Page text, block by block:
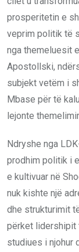
prosperitetin e
veprim politik të
nga themeluesit
Apostollski,
subjekt vetëm i
Mbase për të
lejonte
Ndryshe nga
prodhim politik i
e kultivuar në
nuk kishte një
dhe strukturimit
përket lidershipit
studiues i njohur